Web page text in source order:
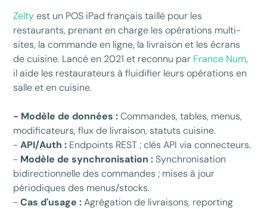
Zeltyest un POS iPad français taillé pour les
restaurants, prenant en charge les opérations multi-
sites, la commande en ligne, la livraison et les écrans
de cuisine. Lancé en 2021 et reconnu par France Num,
il aide les restaurateurs à fluidifier leurs opérations en
salle et en cuisine.
- Modèle de données :Commandes, tables, menus,
modificateurs, flux de livraison, statuts cuisine.
-API/Auth : Endpoints REST ; clés API via connecteurs.
- Modèle de synchronisation :Synchronisation
bidirectionnelle des commandes ; mises à jour
périodiques des menus/stocks.
-Cas d'usage :Agrégation de livraisons, reporting